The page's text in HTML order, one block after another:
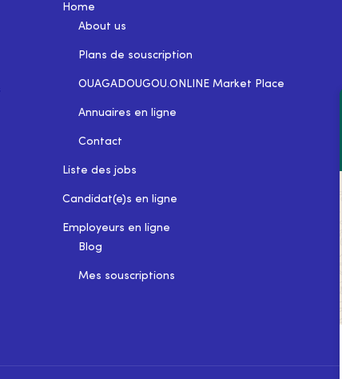
Home
About us
Plans de souscription
OUAGADOUGOU.ONLINE Market Place
Annuaires en ligne
Contact
Liste des jobs
Candidat(e)s en ligne
Employeurs en ligne
Blog
Mes souscriptions